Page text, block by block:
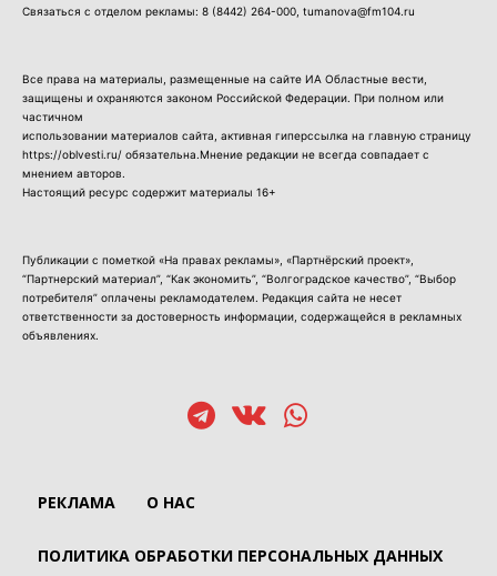
Связаться с отделом рекламы: 8 (8442) 264-000 , tumanova@fm104.ru
Все права на материалы, размещенные на сайте ИА Областные вести,
защищены и охраняются законом Российской Федерации. При полном или
частичном
использовании материалов сайта, активная гиперссылка на главную страницу
https://oblvesti.ru/ обязательна.Мнение редакции не всегда совпадает с
мнением авторов.
Настоящий ресурс содержит материалы 16+
Публикации с пометкой «На правах рекламы», «Партнёрский проект»,
“Партнерский материал”, “Как экономить”, “Волгоградское качество”, “Выбор
потребителя” оплачены рекламодателем. Редакция сайта не несет
ответственности за достоверность информации, содержащейся в рекламных
объявлениях.
РЕКЛАМА О НАС
ПОЛИТИКА ОБРАБОТКИ ПЕРСОНАЛЬНЫХ ДАННЫХ